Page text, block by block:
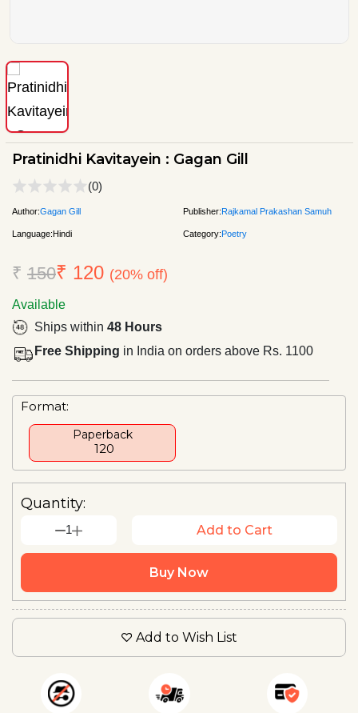
Pratinidhi Kavitayein : Gagan Gill
(0)
Author:Gagan Gill Publisher:Rajkamal Prakashan Samuh
Language:Hindi Category:Poetry
₹ 150₹ 120 (20% off)
Available
Ships within 48 Hours
Free Shipping in India on orders above Rs. 1100
Format:
Paperback
₹ 120
Quantity:
1 Add to Cart
Buy Now
Add to Wish List